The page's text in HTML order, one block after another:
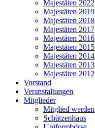
Majestäten 2022
Majestäten 2019
Majestäten 2018
Majestäten 2017
Majestäten 2016
Majestäten 2015
Majestäten 2014
Majestäten 2013
Majestäten 2012
Vorstand
Veranstaltungen
Mitglieder
Mitglied werden
Schützenhaus